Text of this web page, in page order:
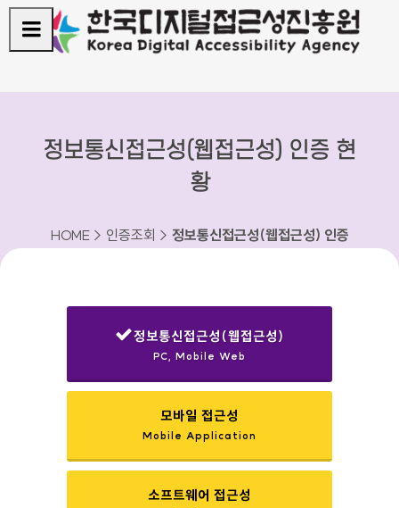
정보통신접근성(웹접근성) 인증 현
황
HOME > 인증조회 > 정보통신접근성(웹접근성) 인증
정보통신접근성(웹접근성)
PC, Mobile Web
모바일 접근성
Mobile Application
소프트웨어 접근성